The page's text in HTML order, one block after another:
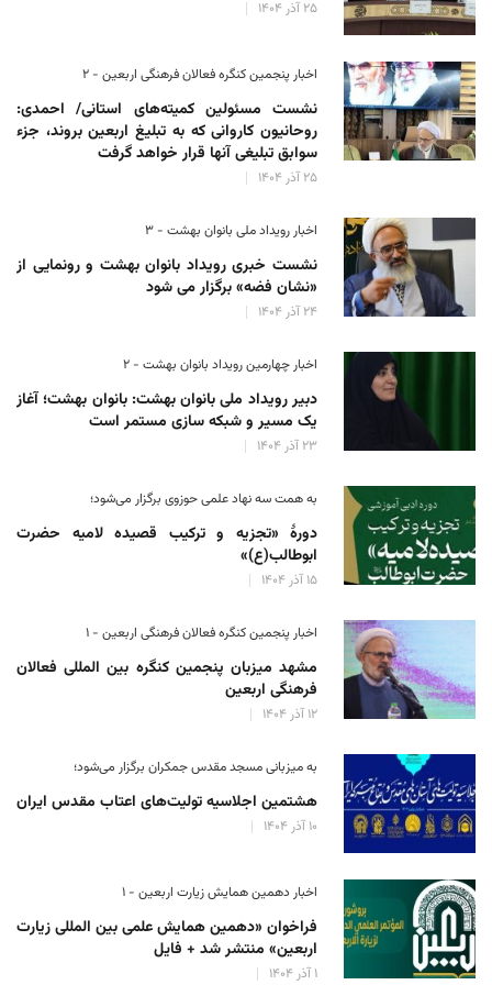
۲۵ آذر ۱۴۰۴
اخبار پنجمین کنگره فعالان فرهنگی اربعین - ۲
نشست مسئولین کمیته‌های استانی/ احمدی:
روحانیون کاروانی که به تبلیغ اربعین بروند، جزء
سوابق تبلیغی آنها قرار خواهد گرفت
۲۵ آذر ۱۴۰۴
اخبار رویداد ملی بانوان بهشت - ۳
نشست خبری رویداد بانوان بهشت و رونمایی از
«نشان فضه» برگزار می شود
۲۴ آذر ۱۴۰۴
اخبار چهارمین رویداد بانوان بهشت - ۲
دبیر رویداد ملی بانوان بهشت: بانوان بهشت؛ آغاز
یک مسیر و شبکه سازی مستمر است
۲۳ آذر ۱۴۰۴
به همت سه نهاد علمی حوزوی برگزار می‌شود؛
دورهٔ «تجزیه و ترکیب قصیده لامیه حضرت
ابوطالب(ع)»
۱۵ آذر ۱۴۰۴
اخبار پنجمین کنگره فعالان فرهنگی اربعین - ۱
مشهد میزبان پنجمین کنگره بین المللی فعالان
فرهنگی اربعین
۱۲ آذر ۱۴۰۴
به میزبانی مسجد مقدس جمکران برگزار می‌شود؛
هشتمین اجلاسیه تولیت‌های اعتاب مقدس ایران
۱۰ آذر ۱۴۰۴
اخبار دهمین همایش زیارت اربعین - ۱
فراخوان «دهمین همایش علمی بین المللی زیارت
اربعین» منتشر شد + فایل
۱ آذر ۱۴۰۴